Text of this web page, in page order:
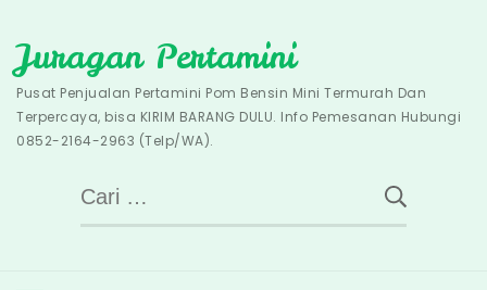
to
content
Juragan Pertamini
Pusat Penjualan Pertamini Pom Bensin Mini Termurah Dan
Terpercaya, bisa KIRIM BARANG DULU. Info Pemesanan Hubungi
0852-2164-2963 (Telp/WA).
Cari
untuk: